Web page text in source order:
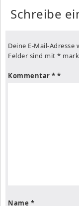
Schreibe
Deine E-Mail-
Felder sind mit *
Kommentar *
Name *